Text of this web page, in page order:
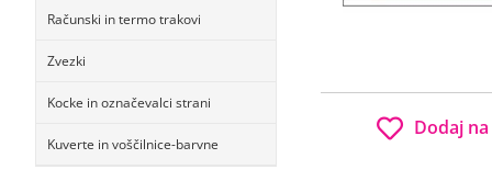
Računski in termo trakovi
Zvezki
Kocke in označevalci strani
Kuverte in voščilnice-barvne
Dodaj